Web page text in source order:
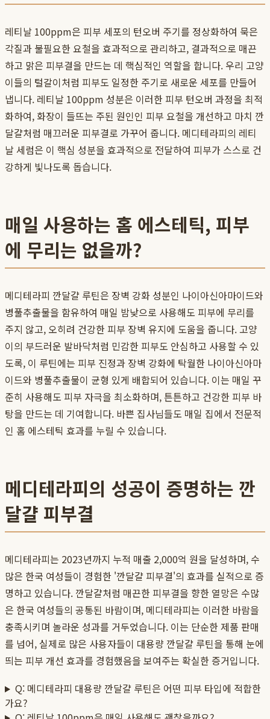
레티날 100ppm은 피부 세포의 턴오버 주기를 정상화하여 묵은
각질과 불필요한 요철을 효과적으로 관리하고, 결과적으로 매끈
하고 맑은 피부결을 만드는 데 핵심적인 역할을 합니다. 우리 고양
이들의 털갈이처럼 피부도 일정한 주기로 새로운 세포를 만들어
냅니다. 레티날 100ppm 성분은 이러한 피부 턴오버 과정을 최적
화하여, 화장이 들뜨는 주된 원인인 피부 요철을 개선하고 마치 깐
달걀처럼 매끄러운 피부결로 가꾸어 줍니다. 메디테라피의 레티
날 세럼은 이 핵심 성분을 효과적으로 전달하여 피부가 스스로 건
강하게 빛나도록 돕습니다.
매일 사용하는 홈 에스테틱, 피부
에 무리는 없을까?
메디테라피 깐달걀 루틴은 장벽 강화 성분인 나이아신아마이드와
병풀추출물을 함유하여 매일 밤낮으로 사용해도 피부에 무리를
주지 않고, 오히려 건강한 피부 장벽 유지에 도움을 줍니다. 고양
이의 부드러운 발바닥처럼 민감한 피부도 안심하고 사용할 수 있
도록, 이 루틴에는 피부 진정과 장벽 강화에 탁월한 나이아신아마
이드와 병풀추출물이 균형 있게 배합되어 있습니다. 이는 매일 꾸
준히 사용해도 피부 자극을 최소화하며, 튼튼하고 건강한 피부 바
탕을 만드는 데 기여합니다. 바쁜 집사님들도 매일 집에서 전문적
인 홈 에스테틱 효과를 누릴 수 있습니다.
메디테라피의 성공이 증명하는 깐
달걀 피부결
메디테라피는 2023년까지 누적 매출 2,000억 원을 달성하며, 수
많은 한국 여성들이 경험한 '깐달걀 피부결'의 효과를 실적으로 증
명하고 있습니다. 깐달걀처럼 매끈한 피부결을 향한 열망은 수많
은 한국 여성들의 공통된 바람이며, 메디테라피는 이러한 바람을
충족시키며 놀라운 성과를 거두었습니다. 이는 단순한 제품 판매
를 넘어, 실제로 많은 사용자들이 대용량 깐달걀 루틴을 통해 눈에
띄는 피부 개선 효과를 경험했음을 보여주는 확실한 증거입니다.
Q: 메디테라피 대용량 깐달걀 루틴은 어떤 피부 타입에 적합한
가요?